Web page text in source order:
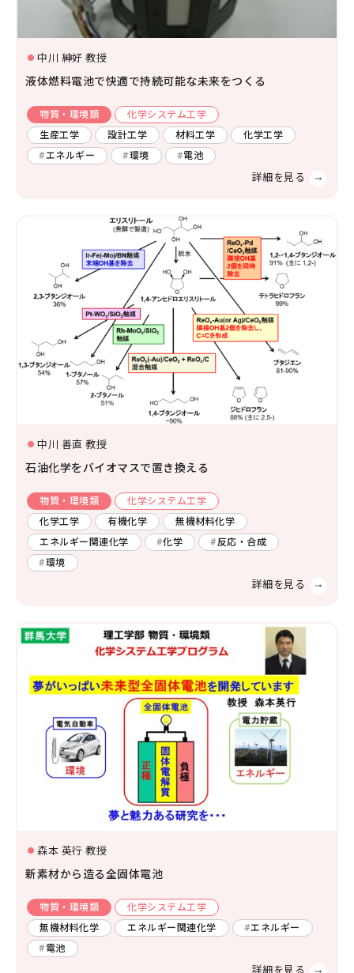
中川 紳好 教授
液体燃料電池で快適で持続可能な未来をつくる
物質・環境類
化学システム工学
生産工学
設計工学 材料工学
化学工学
エネルギー
環境 電池
中川 善直 教授
石油化学をバイオマスで置き換える
物質・環境類
化学システム工学
化学工学
有機化学
無機材料化学
エネルギー関連化学
化学
反応・合成
環境
森本 英行 教授
新素材から造る全固体電池
物質・環境類
化学システム工学
無機材料化学
エネルギー関連化学
エネルギー
電池